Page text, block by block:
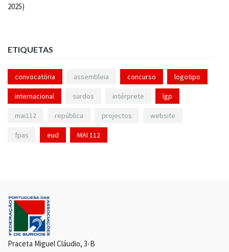
ETIQUETAS
convocatória assembleia concurso logotipo
internacional surdos intérprete lgp
mai112 república projectos website
fpas eud MAI 112
Praceta Miguel Cláudio, 3-B